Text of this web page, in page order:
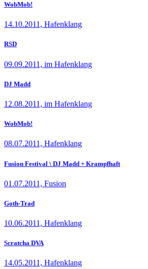
WobMob!
14.10.2011, Hafenklang
RSD
09.09.2011, im Hafenklang
DJ Madd
12.08.2011, im Hafenklang
WobMob!
08.07.2011, Hafenklang
Fusion Festival \ DJ Madd + Krampfhaft
01.07.2011, Fusion
Goth-Trad
10.06.2011, Hafenklang
Scratcha DVA
14.05.2011, Hafenklang